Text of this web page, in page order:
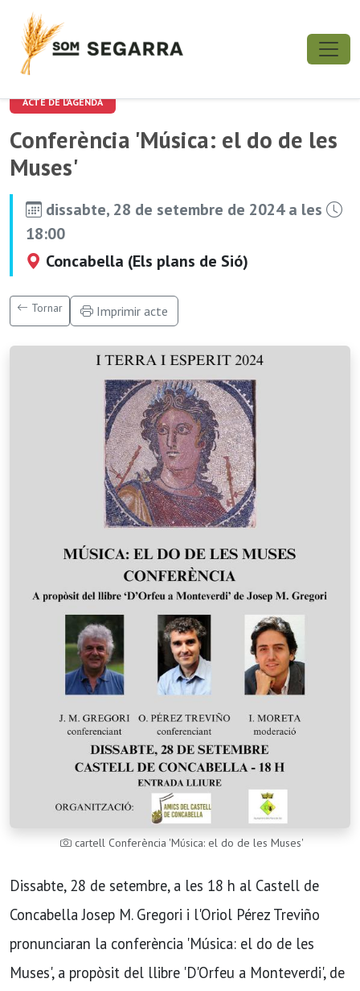
ACTE DE L'AGENDA
Conferència 'Música: el do de les
Muses'
dissabte, 28 de setembre de 2024 a les
18:00
Concabella (Els plans de Sió)
Tornar Imprimir acte
cartell Conferència 'Música: el do de les Muses'
Dissabte, 28 de setembre, a les 18 h al Castell de
Concabella Josep M. Gregori i l'Oriol Pérez Treviño
pronunciaran la conferència 'Música: el do de les
Muses', a propòsit del llibre 'D'Orfeu a Monteverdi', de